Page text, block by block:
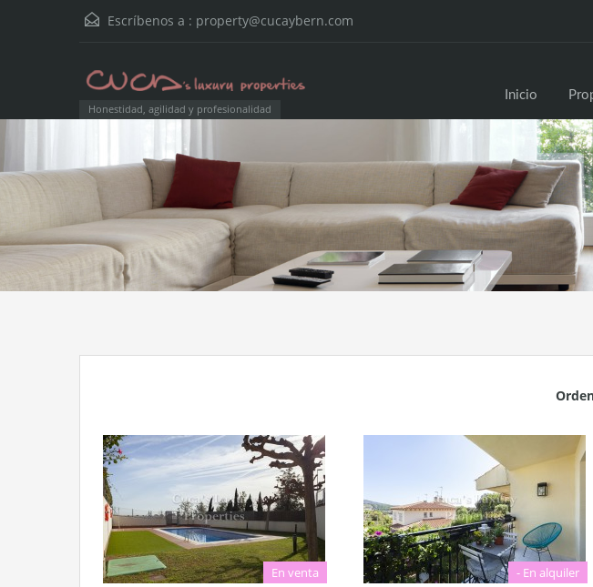
Escríbenos a : property@cucaybern.com
Honestidad, agilidad y profesionalidad
Inicio
En venta - En alquiler